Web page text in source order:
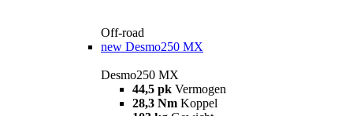
Off-road
new Desmo250 MX
Desmo250 MX
44,5 pk Vermogen
28,3 Nm Koppel